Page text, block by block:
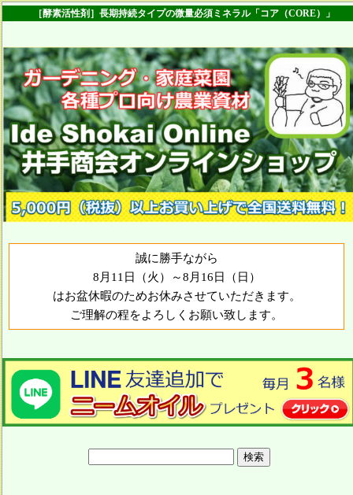
［酵素活性剤］長期持続タイプの微量必須ミネラル「コア（CORE）」
誠に勝手ながら
8月11日（火）～8月16日（日）
はお盆休暇のためお休みさせていただきます。
ご理解の程をよろしくお願い致します。